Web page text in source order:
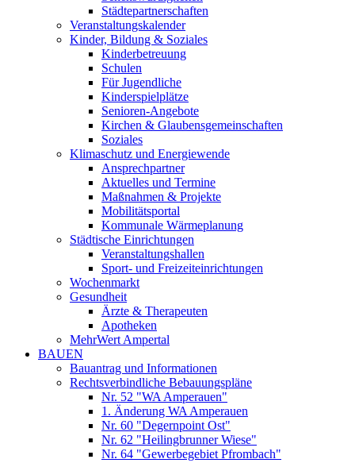
Städtepartnerschaften
Veranstaltungskalender
Kinder, Bildung & Soziales
Kinderbetreuung
Schulen
Für Jugendliche
Kinderspielplätze
Senioren-Angebote
Kirchen & Glaubensgemeinschaften
Soziales
Klimaschutz und Energiewende
Ansprechpartner
Aktuelles und Termine
Maßnahmen & Projekte
Mobilitätsportal
Kommunale Wärmeplanung
Städtische Einrichtungen
Veranstaltungshallen
Sport- und Freizeiteinrichtungen
Wochenmarkt
Gesundheit
Ärzte & Therapeuten
Apotheken
MehrWert Ampertal
BAUEN
Bauantrag und Informationen
Rechtsverbindliche Bebauungspläne
Nr. 52 "WA Amperauen"
1. Änderung WA Amperauen
Nr. 60 "Degernpoint Ost"
Nr. 62 "Heilingbrunner Wiese"
Nr. 64 "Gewerbegebiet Pfrombach"